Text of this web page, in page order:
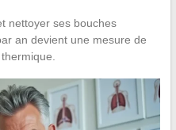
nettoyer ses bouches
an devient une mesure de